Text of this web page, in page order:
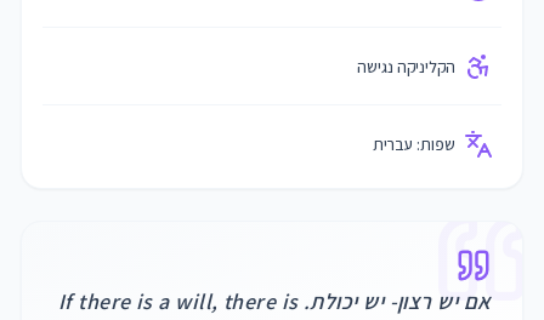
הקליניקה נגישה
שפות: עברית
אם יש רצון- יש יכולת. If there is a will, there is